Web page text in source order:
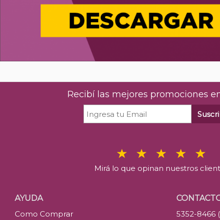
Recibí las mejores promociones
Mirá lo que opinan nuestros
AYUDA
Como Comprar
5352-8466